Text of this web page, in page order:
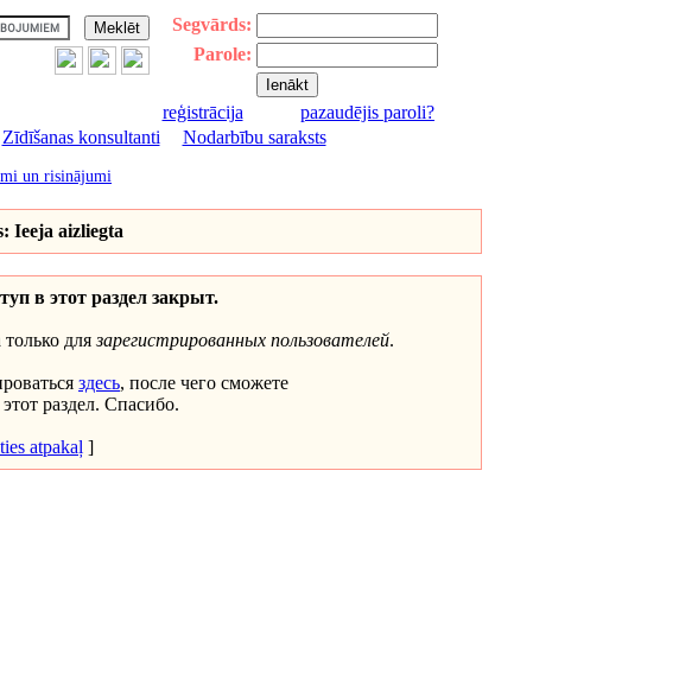
Segvārds:
Parole:
reģistrācija
pazaudējis paroli?
Zīdīšanas konsultanti Nodarbību saraksts
un risinājumi
Ieeja aizliegta
в этот раздел закрыт.
только длязарегистрированных пользователей.
здесь, после чего сможете
раздел. Спасибо.
atpakaļ ]